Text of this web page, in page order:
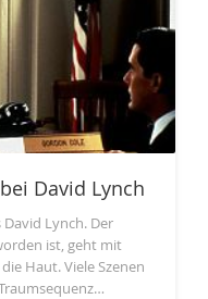
David Lynch
Lynch. Der
ist, geht mit
Haut. Viele Szenen